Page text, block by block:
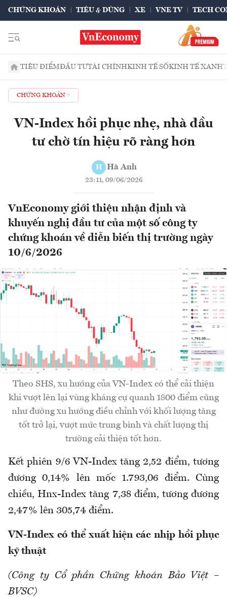
CHỨNG KHOÁN TIÊU & DÙNG XE VNE TV TECH
TIÊU ĐIỂMĐẦU TƯTÀI CHÍNHKINH TẾ SỐKINH TẾ XANH
CHỨNG KHOÁN
VN-Index hồi phục nhẹ, nhà đầu
tư chờ tín hiệu rõ ràng hơn
H Hà Anh
23:11, 09/06/2026
VnEconomy giới thiệu nhận định và
khuyến nghị đầu tư của một số công ty
chứng khoán về diễn biến thị trường ngày
10/6/2026
Theo SHS, xu hướng của VN-Index có thể cải thiện
khi vượt lên lại vùng kháng cự quanh 1800 điểm cũng
như đường xu hướng điều chỉnh với khối lượng tăng
tốt trở lại, vượt mức trung bình và chất lượng thị
trường cải thiện tốt hơn.
Kết phiên 9/6 VN-Index tăng 2,52 điểm, tương
đương 0,14% lên mốc 1.793,06 điểm. Cùng
chiều, Hnx-Index tăng 7,38 điểm, tương đương
2,47% lên 305,74 điểm.
VN-Index có thể xuất hiện các nhịp hồi phục
kỹ thuật
(Công ty Cổ phần Chứng khoán Bảo Việt –
BVSC)